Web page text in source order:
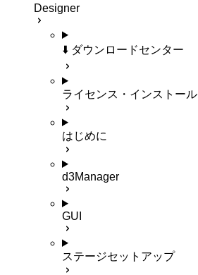
Designer
⬇️ ダウンロードセンター
ライセンス・インストール
はじめに
d3Manager
GUI
ステージセットアップ